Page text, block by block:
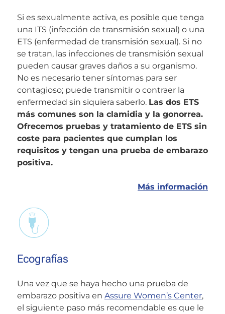
Si es sexualmente activa, es posible que tenga
una ITS (infección de transmisión sexual) o una
ETS (enfermedad de transmisión sexual). Si no
se tratan, las infecciones de transmisión sexual
pueden causar graves daños a su organismo.
No es necesario tener síntomas para ser
contagioso; puede transmitir o contraer la
enfermedad sin siquiera saberlo. Las dos ETS
más comunes son la clamidia y la gonorrea.
Ofrecemos pruebas y tratamiento de ETS sin
coste para pacientes que cumplan los
requisitos y tengan una prueba de embarazo
positiva.
Más información
Ecografías
Una vez que se haya hecho una prueba de
embarazo positiva en Assure Women’s Center,
el siguiente paso más recomendable es que le